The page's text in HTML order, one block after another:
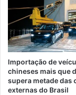
Importação de
chineses mais que
supera metade das
externas do Brasil